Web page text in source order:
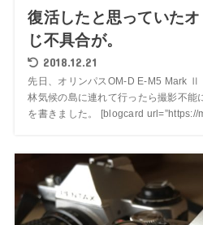
復活したと思っていた
じ不具合が。
2018.12.21
先日、オリンパスOM-D E-M5 Mark Ⅱ
林気候の島に連れて行ったら撮影不能
を書きました。 [blogcard url=”https://